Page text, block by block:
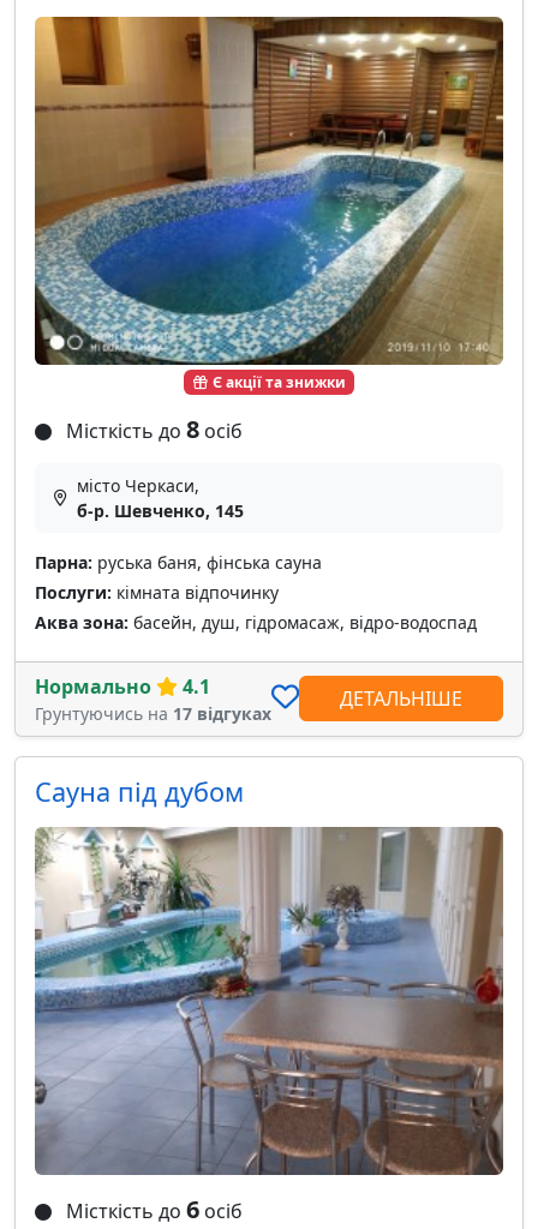
Є акції та знижки
Місткість до 8 осіб
місто Черкаси,
б-р. Шевченко, 145
Парна: руська баня, фінська сауна
Послуги: кімната відпочинку
Аква зона: басейн, душ, гідромасаж, відро-водоспад
Нормально 4.1
Грунтуючись на 17 відгуках
ДЕТАЛЬНІШЕ
Сауна під дубом
Місткість до 6 осіб